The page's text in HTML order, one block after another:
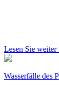
Lesen Sie weiter
Wasserfälle des